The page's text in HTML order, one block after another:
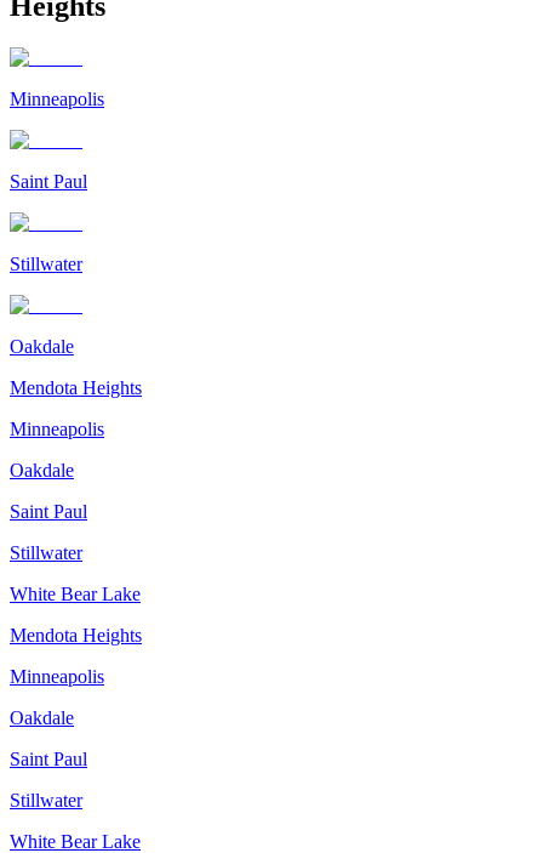
Minneapolis
Saint Paul
Stillwater
Oakdale
Mendota Heights
Minneapolis
Oakdale
Saint Paul
Stillwater
White Bear Lake
Mendota Heights
Minneapolis
Oakdale
Saint Paul
Stillwater
White Bear Lake